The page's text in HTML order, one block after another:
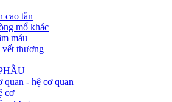
cao tần
mổ khác
máu
thương
quan - hệ cơ quan
cơ